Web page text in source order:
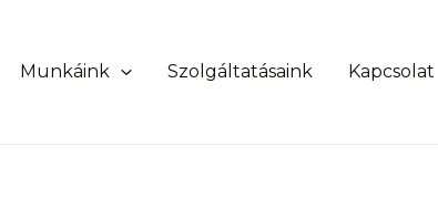
Munkáink Szolgáltatásaink Kapcsolat